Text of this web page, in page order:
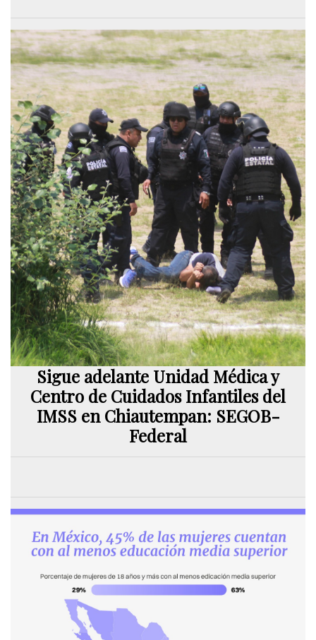
Sigue adelante Unidad Médica y
Centro de Cuidados Infantiles del
IMSS en Chiautempan: SEGOB-
Federal